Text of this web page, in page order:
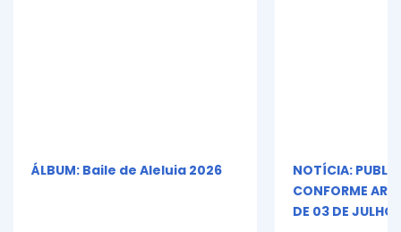
ÁLBUM: Baile de Aleluia 2026
NOTÍCIA:
CONFORME ART.
DE 03 DE JULHO